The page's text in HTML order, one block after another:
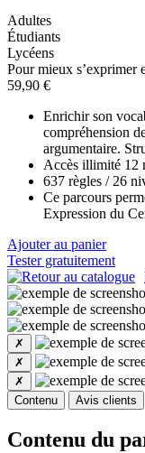
Adultes
Étudiants
Lycéens
Pour mieux s’exprimer
59,90 €
Enrichir son
compréhension
argumentaire.
Accès illimité 12
637 règles / 26
Ce parcours
Expression du
Ajouter au panier
Tester gratuitement
✗
✗
✗
Contenu
Avis clients
Contenu du